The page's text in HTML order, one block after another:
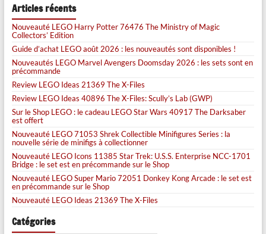
Articles récents
Nouveauté LEGO Harry Potter 76476 The Ministry of Magic
Collectors’ Edition
Guide d’achat LEGO août 2026 : les nouveautés sont disponibles !
Nouveautés LEGO Marvel Avengers Doomsday 2026 : les sets sont en
précommande
Review LEGO Ideas 21369 The X-Files
Review LEGO Ideas 40896 The X-Files: Scully’s Lab (GWP)
Sur le Shop LEGO : le cadeau LEGO Star Wars 40917 The Darksaber
est offert
Nouveauté LEGO 71053 Shrek Collectible Minifigures Series : la
nouvelle série de minifigs à collectionner
Nouveauté LEGO Icons 11385 Star Trek: U.S.S. Enterprise NCC-1701
Bridge : le set est en précommande sur le Shop
Nouveauté LEGO Super Mario 72051 Donkey Kong Arcade : le set est
en précommande sur le Shop
Nouveauté LEGO Ideas 21369 The X-Files
Catégories